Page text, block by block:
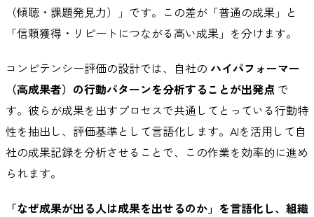
（傾聴・課題発見力）」です。この差が「普通の成果」と
「信頼獲得・リピートにつながる高い成果」を分けます。
コンピテンシー評価の設計では、自社の ハイパフォーマー
（高成果者）の行動パターンを分析することが出発点 で
す。彼らが成果を出すプロセスで共通してとっている行動特
性を抽出し、評価基準として言語化します。AIを活用して自
社の成果記録を分析させることで、この作業を効率的に進め
られます。
「なぜ成果が出る人は成果を出せるのか」を言語化し、組織